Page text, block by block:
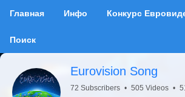
Главная Инфо Конкурс
Поиск
Eurovision Song
72 Subscribers • 505 Videos •